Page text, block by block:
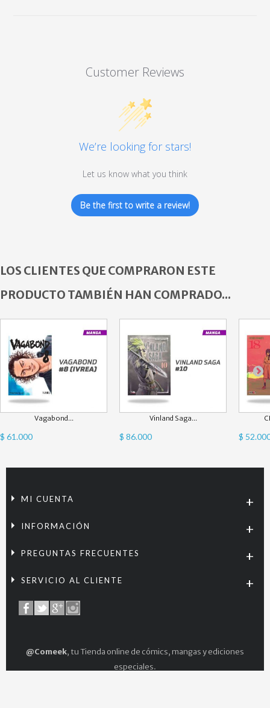
Customer Reviews
We’re looking for stars!
Let us know what you think
Be the first to write a review!
LOS CLIENTES QUE COMPRARON ESTE
PRODUCTO TAMBIÉN HAN COMPRADO...
Vagabond...
$ 61.000
Vinland Saga...
$ 86.000 $
MI CUENTA
INFORMACIÓN
PREGUNTAS FRECUENTES
SERVICIO AL CLIENTE
@Comeek, tu Tienda online de cómics, mangas y ediciones
especiales.